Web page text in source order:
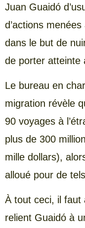
Juan Guaidó
d’actions
dans le but de
de porter atteinte
Le bureau en
migration révèle
90 voyages à
plus de 300
mille dollars),
alloué pour de
À tout ceci, il faut
relient Guaidó à